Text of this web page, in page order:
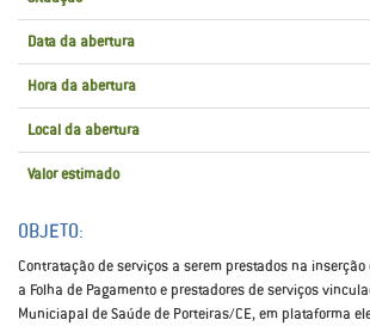
Data da abertura
Hora da abertura
Local da abertura
Valor estimado
OBJETO:
Contratação de serviços a serem prestados na
a Folha de Pagamento e prestadores de serviços
Municiapal de Saúde de Porteiras/CE, em plataforma